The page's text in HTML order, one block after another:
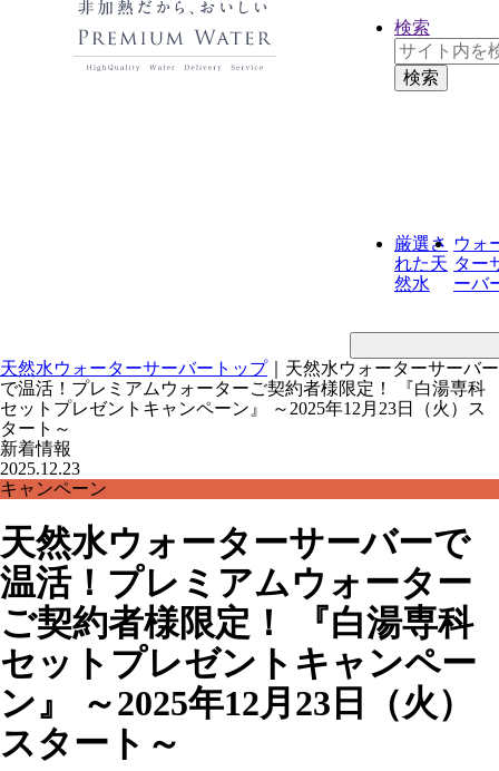
厳選さ
れた天
然水
ウォ
ター
ーバ
検索
天然水ウォーターサーバートップ｜ 天然水ウォーターサーバー
で温活！プレミアムウォーターご契約者様限定！ 『白湯専科
セットプレゼントキャンペーン』 ～2025年12月23日（火）ス
タート～
新着情報
2025.12.23
キャンペーン
天然水ウォーターサーバーで
温活！プレミアムウォーター
ご契約者様限定！ 『白湯専科
セットプレゼントキャンペー
ン』 ～2025年12月23日（火）
スタート～